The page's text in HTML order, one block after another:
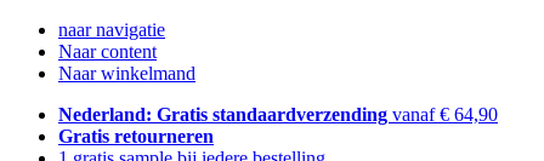
naar navigatie
Naar content
Naar winkelmand
Nederland: Gratis standaardverzending vanaf € 64,90
Gratis retourneren